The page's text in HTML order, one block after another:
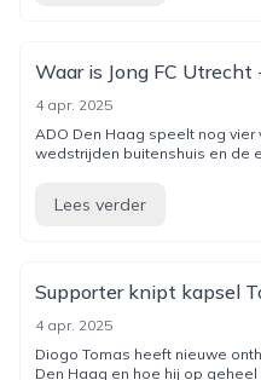
Waar is Jong FC Utrecht
4 apr. 2025
ADO Den Haag speelt nog
wedstrijden buitenshuis en de
Lees verder
Supporter knipt kapsel
4 apr. 2025
Diogo Tomas heeft nieuwe
Den Haag en hoe hij op